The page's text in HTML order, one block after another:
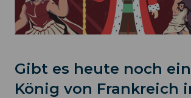
Gibt es heute noch
König von Frankreich